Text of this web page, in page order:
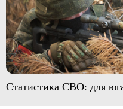
Статистика СВО: для